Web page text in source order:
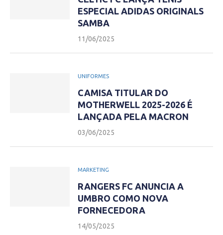
ESPECIAL ADIDAS ORIGINALS
SAMBA
11/06/2025
UNIFORMES
CAMISA TITULAR DO
MOTHERWELL 2025-2026 É
LANÇADA PELA MACRON
03/06/2025
MARKETING
RANGERS FC ANUNCIA A
UMBRO COMO NOVA
FORNECEDORA
14/05/2025